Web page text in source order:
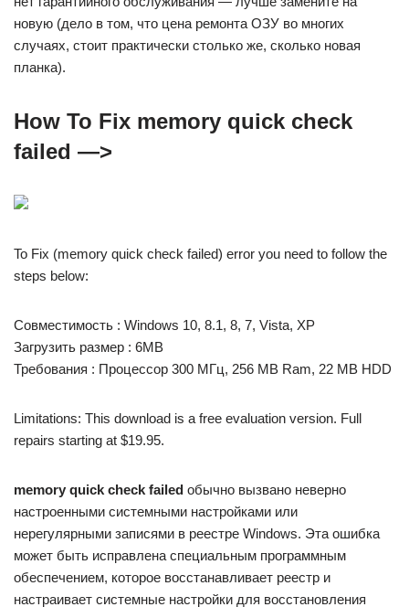
новую (дело в том, что цена ремонта ОЗУ во многих
случаях, стоит практически столько же, сколько новая
планка).
How To Fix memory quick check
failed —>
To Fix (memory quick check failed) error you need to follow the
steps below:
Совместимость : Windows 10, 8.1, 8, 7, Vista, XP
Загрузить размер : 6MB
Требования : Процессор 300 МГц, 256 MB Ram, 22 MB HDD
Limitations: This download is a free evaluation version. Full
repairs starting at $19.95.
memory quick check failed обычно вызвано неверно
настроенными системными настройками или
нерегулярными записями в реестре Windows. Эта ошибка
может быть исправлена ​​специальным программным
обеспечением, которое восстанавливает реестр и
настраивает системные настройки для восстановления